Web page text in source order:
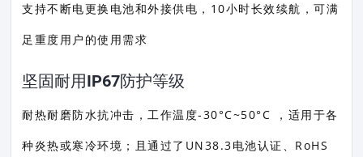
支持不断电更换电池和外接供电，10小时长效续航，可满
足重度用户的使用需求
坚固耐用IP67防护等级
耐热耐磨防水抗冲击，工作温度-30°C~50°C ，适用于各
种炎热或寒冷环境；且通过了UN38.3电池认证、RoHS